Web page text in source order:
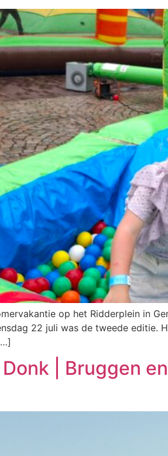
op het Ridderplein in
22 juli was de tweede editie.
| Bruggen